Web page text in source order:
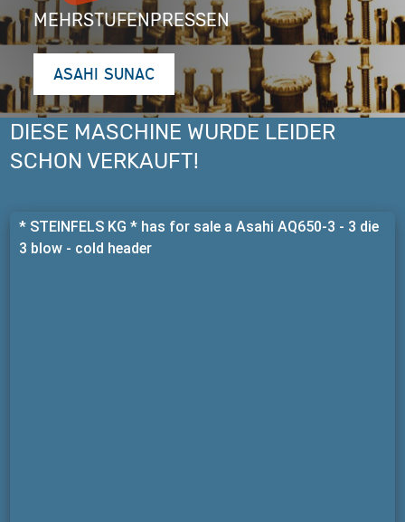
MEHRSTUFENPRESSEN
ASAHI SUNAC
DIESE MASCHINE WURDE LEIDER
SCHON VERKAUFT!
* STEINFELS KG * has for sale a Asahi AQ650-3 - 3 die
3 blow - cold header